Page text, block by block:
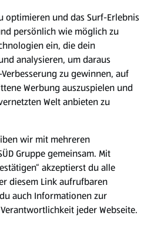
optimieren und das Surf-Erlebnis
persönlich wie möglich zu
ein, die dein
analysieren, um daraus
zu gewinnen, auf
Werbung auszuspielen und
Welt anbieten zu
wir mit mehreren
Gruppe gemeinsam. Mit
akzeptierst du alle
diesem Link aufrufbaren
auch Informationen zur
jeder Webseite.